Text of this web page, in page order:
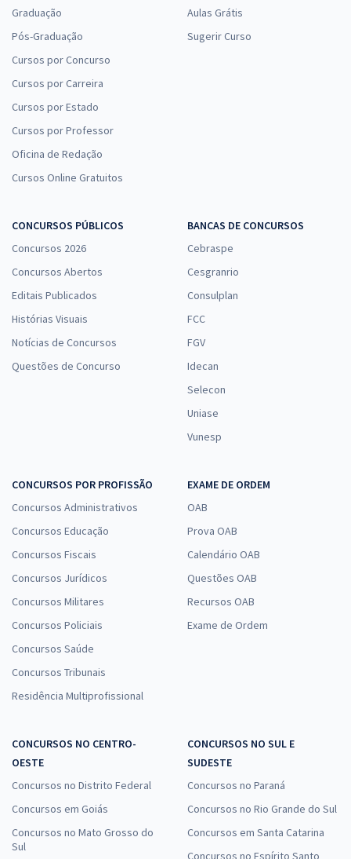
Graduação
Pós-Graduação
Cursos por Concurso
Cursos por Carreira
Cursos por Estado
Cursos por Professor
Oficina de Redação
Cursos Online Gratuitos
Aulas Grátis
Sugerir Curso
CONCURSOS PÚBLICOS
Concursos 2026
Concursos Abertos
Editais Publicados
Histórias Visuais
Notícias de Concursos
Questões de Concurso
BANCAS DE CONCURSOS
Cebraspe
Cesgranrio
Consulplan
FCC
FGV
Idecan
Selecon
Uniase
Vunesp
CONCURSOS POR PROFISSÃO
Concursos Administrativos
Concursos Educação
Concursos Fiscais
Concursos Jurídicos
Concursos Militares
Concursos Policiais
Concursos Saúde
Concursos Tribunais
Residência Multiprofissional
EXAME DE ORDEM
OAB
Prova OAB
Calendário OAB
Questões OAB
Recursos OAB
Exame de Ordem
CONCURSOS NO CENTRO-
OESTE
Concursos no Distrito Federal
Concursos em Goiás
Concursos no Mato Grosso do
Sul
CONCURSOS NO SUL E
SUDESTE
Concursos no Paraná
Concursos no Rio Grande do Sul
Concursos em Santa Catarina
Concursos no Espírito Santo